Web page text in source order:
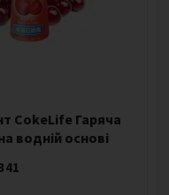
CokeLife Гаряча
водній основі